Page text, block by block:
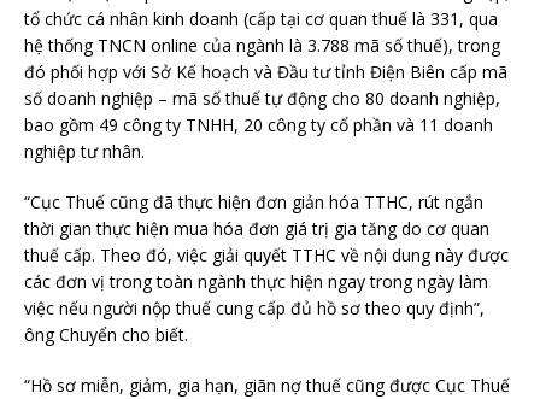
tổ chức cá nhân kinh doanh (cấp tại cơ quan thuế là 331, qua
hệ thống TNCN online của ngành là 3.788 mã số thuế), trong
đó phối hợp với Sở Kế hoạch và Đầu tư tỉnh Điện Biên cấp mã
số doanh nghiệp – mã số thuế tự động cho 80 doanh nghiệp,
bao gồm 49 công ty TNHH, 20 công ty cổ phần và 11 doanh
nghiệp tư nhân.
“Cục Thuế cũng đã thực hiện đơn giản hóa TTHC, rút ngắn
thời gian thực hiện mua hóa đơn giá trị gia tăng do cơ quan
thuế cấp. Theo đó, việc giải quyết TTHC về nội dung này được
các đơn vị trong toàn ngành thực hiện ngay trong ngày làm
việc nếu người nộp thuế cung cấp đủ hồ sơ theo quy định”,
ông Chuyển cho biết.
“Hồ sơ miễn, giảm, gia hạn, giãn nợ thuế cũng được Cục Thuế